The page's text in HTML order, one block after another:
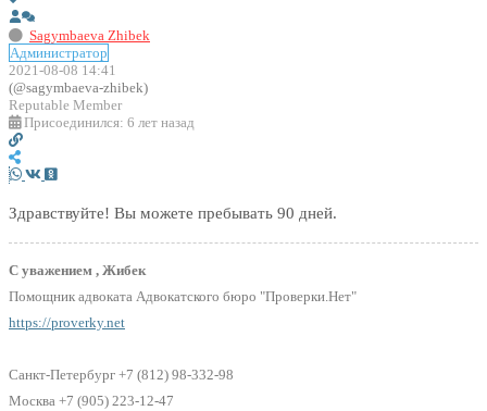
Sagymbaeva Zhibek
Администратор
2021-08-08 14:41
(@sagymbaeva-zhibek)
Reputable Member
Присоединился: 6 лет назад
Здравствуйте! Вы можете пребывать 90 дней.
С уважением , Жибек
Помощник адвоката Адвокатского бюро "Проверки.Нет"
https://proverky.net
Санкт-Петербург +7 (812) 98-332-98
Москва +7 (905) 223-12-47